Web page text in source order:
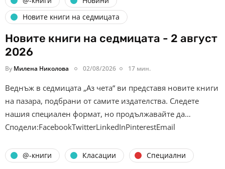
Новите книги на седмицата
Новите книги на седмицата - 2 август
2026
By Милена Николова 02/08/2026 17 мин.
Веднъж в седмицата „Аз чета“ ви представя новите книги
на пазара, подбрани от самите издателства. Следете
нашия специален формат, но продължавайте да…
Сподели:FacebookTwitterLinkedInPinterestEmail
@-книги Класации Специални